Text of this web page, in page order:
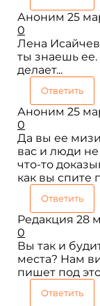
Аноним 25
0
Лена
ты знаешь
делает...
Ответить
Аноним 25
0
Да вы ее
вас и люди
что-то
как вы спите
Ответить
Редакция 28
0
Вы так и
места? Нам
пишет под
Ответить